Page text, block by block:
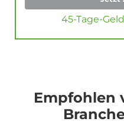
45-Tage-
Empfohlen